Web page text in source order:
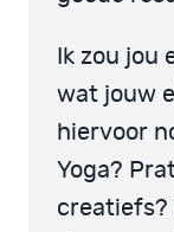
Ik zou
wat jouw
hiervoor
Yoga?
creatiefs?